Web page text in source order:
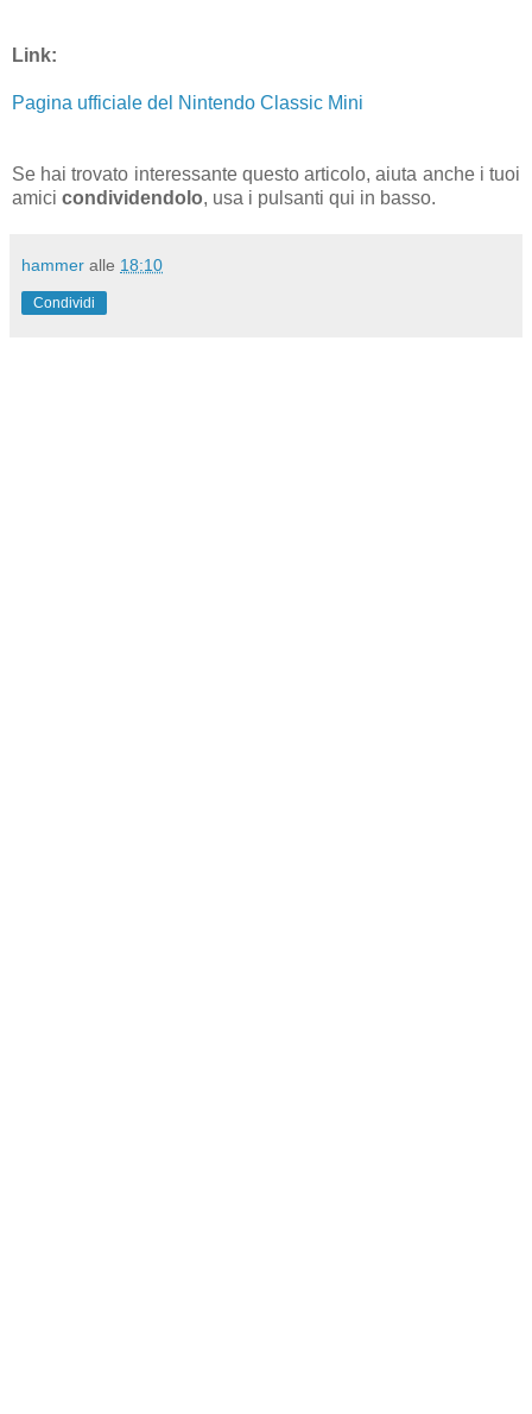
Link:
Pagina ufficiale del Nintendo Classic Mini
Se hai trovato interessante questo articolo, aiuta anche i tuoi
amici condividendolo, usa i pulsanti qui in basso.
hammer alle 18:10
Condividi